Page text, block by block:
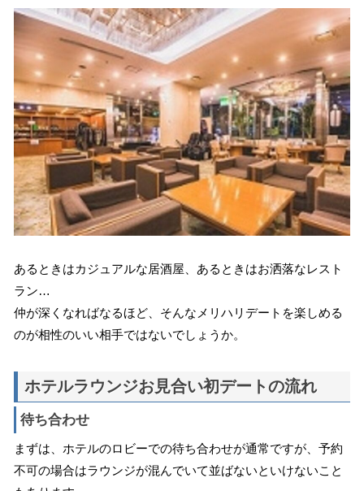
あるときはカジュアルな居酒屋、あるときはお洒落なレスト
ラン…
仲が深くなればなるほど、そんなメリハリデートを楽しめる
のが相性のいい相手ではないでしょうか。
ホテルラウンジお見合い初デートの流れ
待ち合わせ
まずは、ホテルのロビーでの待ち合わせが通常ですが、予約
不可の場合はラウンジが混んでいて並ばないといけないこと